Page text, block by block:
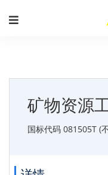
矿物资源
国标代码 081505T (